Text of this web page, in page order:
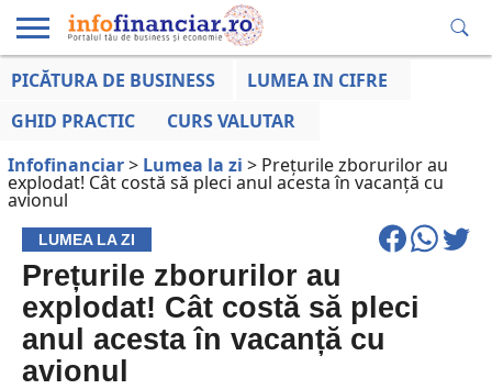
EDUCAȚIE
LA ZI
AFACERILOR
PICĂTURA DE BUSINESS
LUMEA IN CIFRE
GHID PRACTIC
CURS VALUTAR
Infofinanciar> Lumea la zi > Prețurile zborurilor au
explodat! Cât costă să pleci anul acesta în vacanță cu
avionul
LUMEA LA ZI
Prețurile zborurilor au
explodat! Cât costă să pleci
anul acesta în vacanță cu
avionul